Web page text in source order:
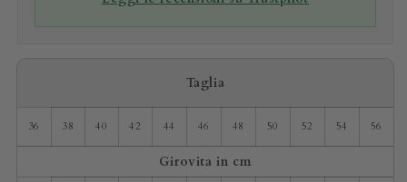
Taglia
36 38 40 42 44 46 48 50 52 54 56
Girovita in cm